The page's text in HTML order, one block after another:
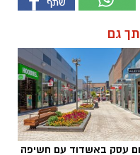
גם
עסק באשדוד עם חשיפה